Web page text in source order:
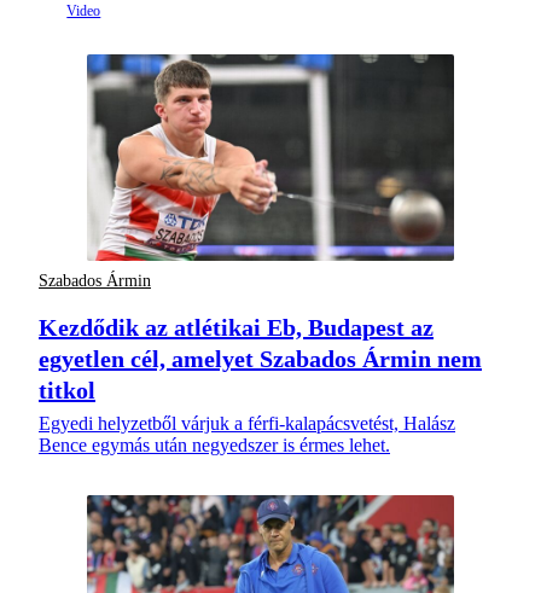
Szabados Ármin
Kezdődik az atlétikai Eb, Budapest az
egyetlen cél, amelyet Szabados Ármin nem
titkol
Egyedi helyzetből várjuk a férfi-kalapácsvetést, Halász
Bence egymás után negyedszer is érmes lehet.